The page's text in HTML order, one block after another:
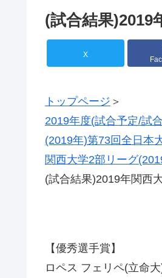
(試合結果)2019
X
トップページ ＞
2019年度(試合予定/試
(2019年)第73回全日本
関西大学2部リーグ
(試合結果)2019年関西
【優秀選手賞】
ロペス フェリペ(立命